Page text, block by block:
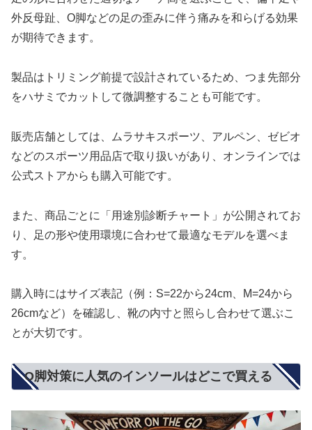
外反母趾、O脚などの足の歪みに伴う痛みを和らげる効果
が期待できます。
製品はトリミング前提で設計されているため、つま先部分
をハサミでカットして微調整することも可能です。
販売店舗としては、ムラサキスポーツ、アルペン、ゼビオ
などのスポーツ用品店で取り扱いがあり、オンラインでは
公式ストアからも購入可能です。
また、商品ごとに「用途別診断チャート」が公開されてお
り、足の形や使用環境に合わせて最適なモデルを選べま
す。
購入時にはサイズ表記（例：S=22から24cm、M=24から
26cmなど）を確認し、靴の内寸と照らし合わせて選ぶこ
とが大切です。
O脚対策に人気のインソールはどこで買える